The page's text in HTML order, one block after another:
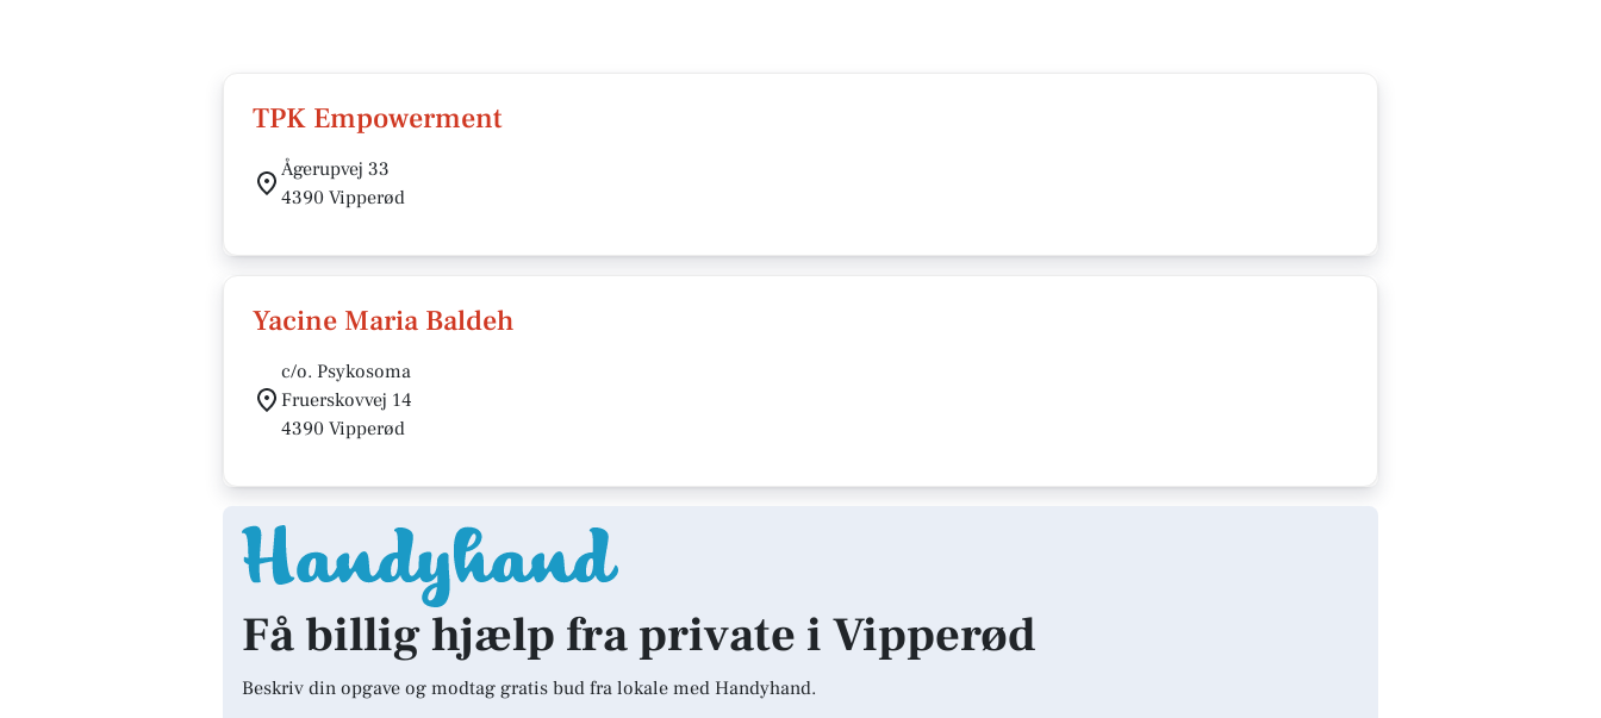
TPK Empowerment
Ågerupvej 33
4390 Vipperød
Yacine Maria Baldeh
c/o. Psykosoma
Fruerskovvej 14
4390 Vipperød
Få billig hjælp fra private i Vipperød
Beskriv din opgave og modtag gratis bud fra lokale med Handyhand.